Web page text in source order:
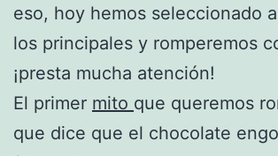
eso, hoy hemos seleccionado
los principales y romperemos
¡presta mucha atención!
El primer mito que queremos
que dice que el chocolate